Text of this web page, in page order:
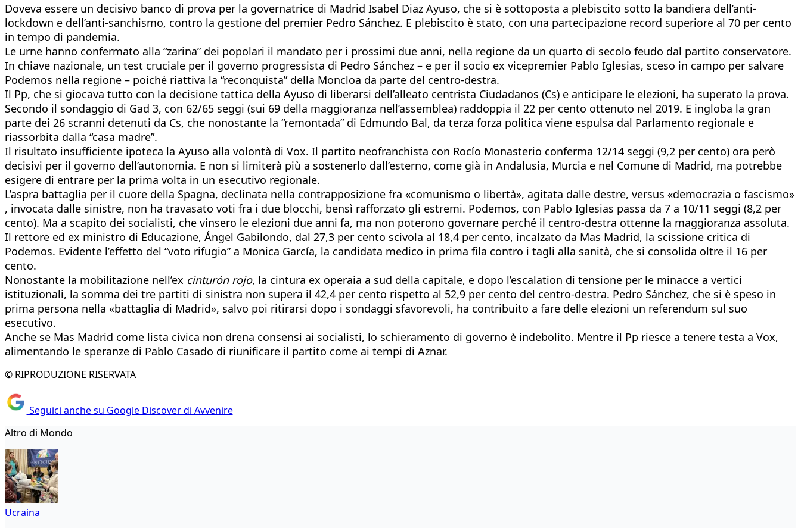
Doveva essere un decisivo banco di prova per la governatrice di Madrid Isabel Diaz Ayuso, che si è sottoposta a plebiscito sotto la bandiera dell’anti-
lockdown e dell’anti-sanchismo, contro la gestione del premier Pedro Sánchez. E plebiscito è stato, con una partecipazione record superiore al 70 per cento
in tempo di pandemia.
Le urne hanno confermato alla “zarina” dei popolari il mandato per i prossimi due anni, nella regione da un quarto di secolo feudo dal partito conservatore.
In chiave nazionale, un test cruciale per il governo progressista di Pedro Sánchez – e per il socio ex vicepremier Pablo Iglesias, sceso in campo per salvare
Podemos nella regione – poiché riattiva la “reconquista” della Moncloa da parte del centro-destra.
Il Pp, che si giocava tutto con la decisione tattica della Ayuso di liberarsi dell’alleato centrista Ciudadanos (Cs) e anticipare le elezioni, ha superato la prova.
Secondo il sondaggio di Gad 3, con 62/65 seggi (sui 69 della maggioranza nell’assemblea) raddoppia il 22 per cento ottenuto nel 2019. E ingloba la gran
parte dei 26 scranni detenuti da Cs, che nonostante la “remontada” di Edmundo Bal, da terza forza politica viene espulsa dal Parlamento regionale e
riassorbita dalla “casa madre”.
Il risultato insufficiente ipoteca la Ayuso alla volontà di Vox. Il partito neofranchista con Rocío Monasterio conferma 12/14 seggi (9,2 per cento) ora però
decisivi per il governo dell’autonomia. E non si limiterà più a sostenerlo dall’esterno, come già in Andalusia, Murcia e nel Comune di Madrid, ma potrebbe
esigere di entrare per la prima volta in un esecutivo regionale.
L’aspra battaglia per il cuore della Spagna, declinata nella contrapposizione fra «comunismo o libertà», agitata dalle destre, versus «democrazia o fascismo»
, invocata dalle sinistre, non ha travasato voti fra i due blocchi, bensì rafforzato gli estremi. Podemos, con Pablo Iglesias passa da 7 a 10/11 seggi (8,2 per
cento). Ma a scapito dei socialisti, che vinsero le elezioni due anni fa, ma non poterono governare perché il centro-destra ottenne la maggioranza assoluta.
Il rettore ed ex ministro di Educazione, Ángel Gabilondo, dal 27,3 per cento scivola al 18,4 per cento, incalzato da Mas Madrid, la scissione critica di
Podemos. Evidente l’effetto del “voto rifugio” a Monica García, la candidata medico in prima fila contro i tagli alla sanità, che si consolida oltre il 16 per
cento.
Nonostante la mobilitazione nell’ex cinturón rojo, la cintura ex operaia a sud della capitale, e dopo l’escalation di tensione per le minacce a vertici
istituzionali, la somma dei tre partiti di sinistra non supera il 42,4 per cento rispetto al 52,9 per cento del centro-destra. Pedro Sánchez, che si è speso in
prima persona nella «battaglia di Madrid», salvo poi ritirarsi dopo i sondaggi sfavorevoli, ha contribuito a fare delle elezioni un referendum sul suo
esecutivo.
Anche se Mas Madrid come lista civica non drena consensi ai socialisti, lo schieramento di governo è indebolito. Mentre il Pp riesce a tenere testa a Vox,
alimentando le speranze di Pablo Casado di riunificare il partito come ai tempi di Aznar.
© RIPRODUZIONE RISERVATA
Seguici anche su Google Discover di Avvenire
Altro di Mondo
Ucraina